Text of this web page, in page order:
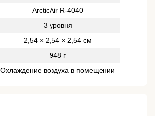
ArcticAir R-4040
3 уровня
2,54 × 2,54 × 2,54 см
948 г
Охлаждение воздуха в помещении